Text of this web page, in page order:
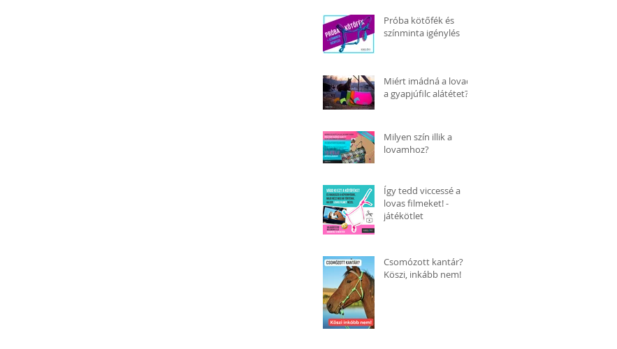
Próba kötőfék és
színminta igénylés
Miért imádná a lovad
a gyapjúfilc alátétet?
Milyen szín illik a
lovamhoz?
Így tedd viccessé a
lovas filmeket! -
játékötlet
Csomózott kantár?
Köszi, inkább nem!